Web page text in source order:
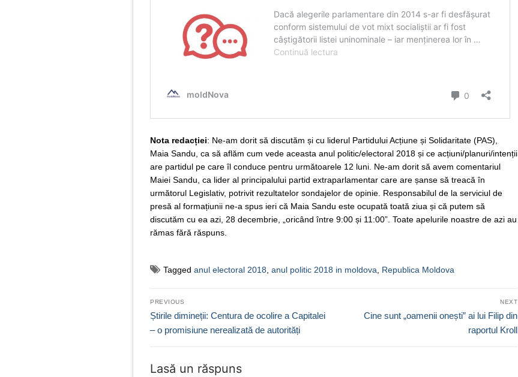
Nota redacției: Ne-am dorit să discutăm și cu liderul Partidului Acțiune și Solidaritate (PAS),
Maia Sandu, ca să aflăm cum vede aceasta anul politic/electoral 2018 și ce acțiuni/planuri/intenții
are partidul pe care îl conduce pentru următoarele 12 luni. Ne-am dorit să avem comentariul
Maiei Sandu, ca lider al principalului partid extraparlamentar care are șanse să treacă în
următorul Legislativ, potrivit rezultatelor sondajelor de opinie. Responsabilul de la serviciul de
presă al formațiunii ne-a spus ieri că Maia Sandu este ocupată toată ziua și că putem să
discutăm cu ea azi, 28 decembrie, „oricând între 9:00 și 11:00”. Toate apelurile noastre de azi au
rămas fără răspuns.
Tagged anul electoral 2018 anul politic 2018 in moldova Republica Moldova
Navigare
în
articole
PREVIOUS
Previous
post:
Știrile dimineții: Centura de ocolire a Capitalei
– o promisiune nerealizată de autorități
NEXT
Next
Cine sunt „oamenii onești” ai lui Filip din
raportul Kroll
Lasă un răspuns